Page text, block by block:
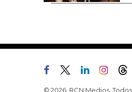
© 2026, RCN Medios. Todos